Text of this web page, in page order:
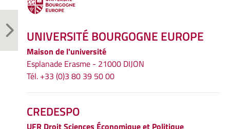
UNIVERSITÉ BOURGOGNE EUROPE
Maison de l'université
Esplanade Erasme - 21000 DIJON
Tél. +33 (0)3 80 39 50 00
CREDESPO